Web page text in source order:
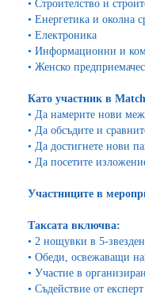
• Строителство и
• Енергетика и околна
• Електроника
• Информационни и
• Женско
Като участник в
• Да намерите нови
• Да обсъдите и
• Да достигнете нови
• Да посетите
Участниците в
Таксата включва:
• 2 нощувки в 5-
• Обеди, освежаващи
• Участие в
• Съдействие от